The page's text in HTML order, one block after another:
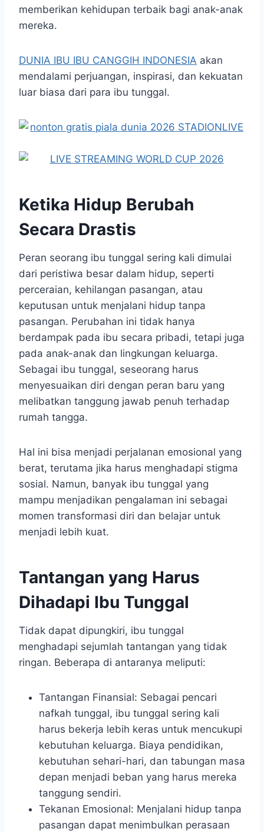
memberikan kehidupan terbaik bagi anak-anak
mereka.
DUNIA IBU IBU CANGGIH INDONESIA akan
mendalami perjuangan, inspirasi, dan kekuatan
luar biasa dari para ibu tunggal.
Ketika Hidup Berubah
Secara Drastis
Peran seorang ibu tunggal sering kali dimulai
dari peristiwa besar dalam hidup, seperti
perceraian, kehilangan pasangan, atau
keputusan untuk menjalani hidup tanpa
pasangan. Perubahan ini tidak hanya
berdampak pada ibu secara pribadi, tetapi juga
pada anak-anak dan lingkungan keluarga.
Sebagai ibu tunggal, seseorang harus
menyesuaikan diri dengan peran baru yang
melibatkan tanggung jawab penuh terhadap
rumah tangga.
Hal ini bisa menjadi perjalanan emosional yang
berat, terutama jika harus menghadapi stigma
sosial. Namun, banyak ibu tunggal yang
mampu menjadikan pengalaman ini sebagai
momen transformasi diri dan belajar untuk
menjadi lebih kuat.
Tantangan yang Harus
Dihadapi Ibu Tunggal
Tidak dapat dipungkiri, ibu tunggal
menghadapi sejumlah tantangan yang tidak
ringan. Beberapa di antaranya meliputi:
Tantangan Finansial: Sebagai pencari
nafkah tunggal, ibu tunggal sering kali
harus bekerja lebih keras untuk mencukupi
kebutuhan keluarga. Biaya pendidikan,
kebutuhan sehari-hari, dan tabungan masa
depan menjadi beban yang harus mereka
tanggung sendiri.
Tekanan Emosional: Menjalani hidup tanpa
pasangan dapat menimbulkan perasaan